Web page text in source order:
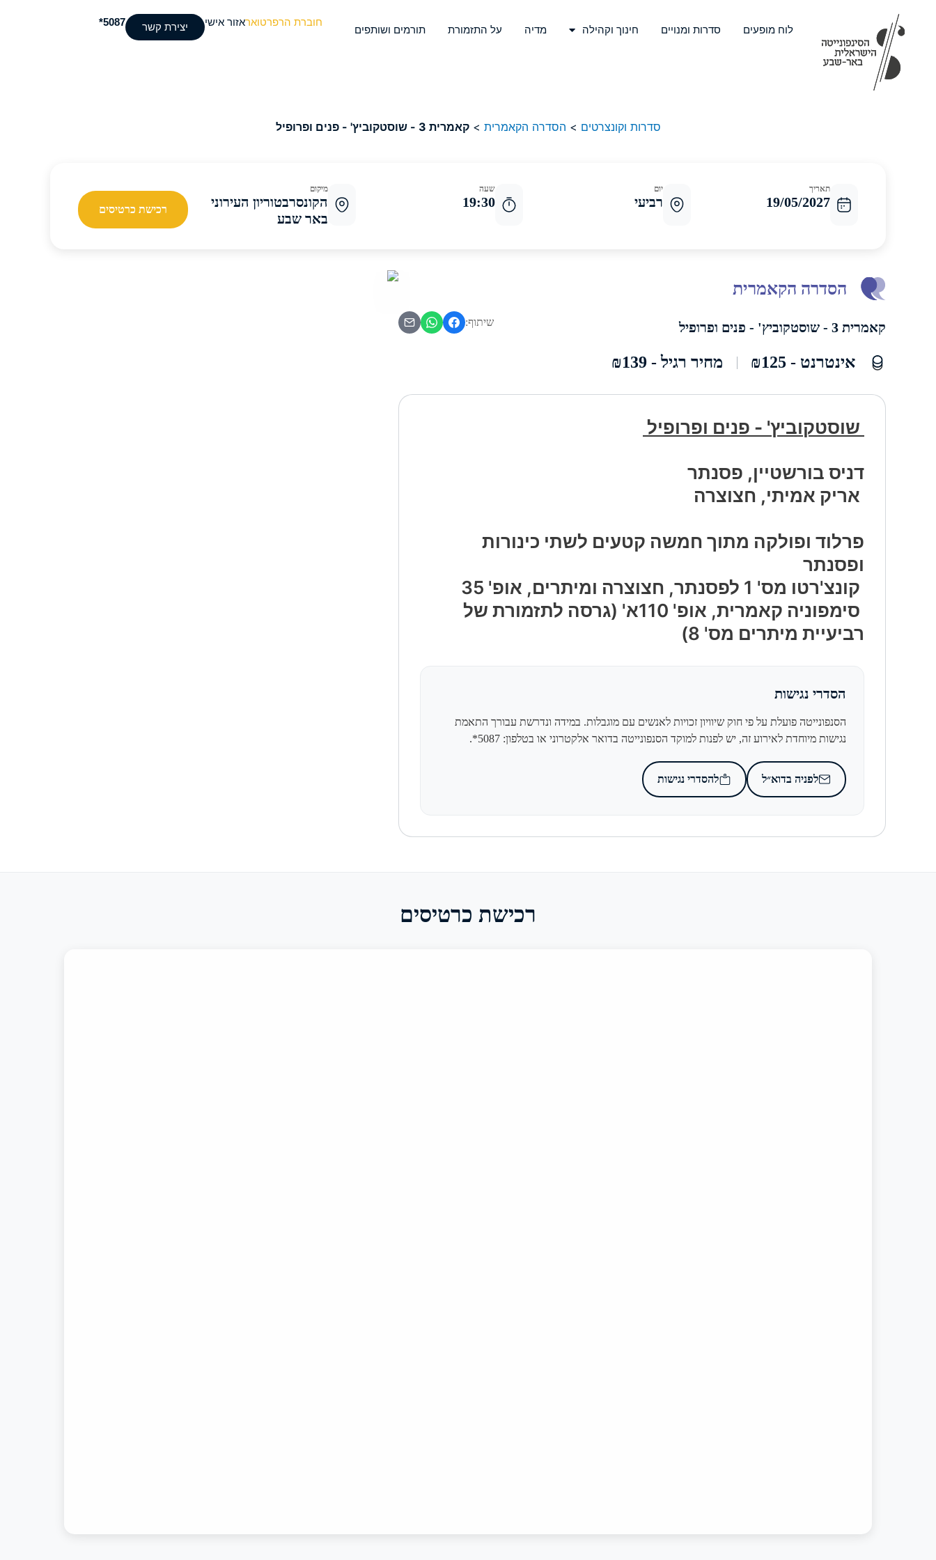
לוח מופעים סדרות ומנויים חינוך וקהילה מדיה על התזמורת תורמים ושותפים
חוברת הרפרטואראזור אישי יצירת קשר 5087*
סדרות וקונצרטים > הסדרה הקאמרית >קאמרית 3 - שוסטקוביץ' - פנים ופרופיל
תאריך
19/05/2027
יום
רביעי
שעה
19:30
מיקום
הקונסרבטוריון העירוני
באר שבע
רכישת כרטיסים
הסדרה הקאמרית
קאמרית 3 - שוסטקוביץ' - פנים ופרופיל שיתוף:
אינטרנט - ₪125 מחיר רגיל - ₪139
שוסטקוביץ' - פנים ופרופיל
דניס בורשטיין, פסנתר
אריק אמיתי, חצוצרה
פרלוד ופולקה מתוך חמשה קטעים לשתי כינורות
ופסנתר
​ קונצ'רטו מס' 1 לפסנתר, חצוצרה ומיתרים, אופ' 35
​ סימפוניה קאמרית, אופ' 110א' (גרסה לתזמורת של
רביעיית מיתרים מס' 8)
הסדרי נגישות
הסנפונייטה פועלת על פי חוק שיוויון זכויות לאנשים עם מוגבלות. במידה ונדרשת עבורך התאמת
נגישות מיוחדת לאירוע זה, יש לפנות למוקד הסנפונייטה בדואר אלקטרוני או בטלפון: 5087*.
להסדרי נגישות לפניה בדוא״ל
רכישת כרטיסים